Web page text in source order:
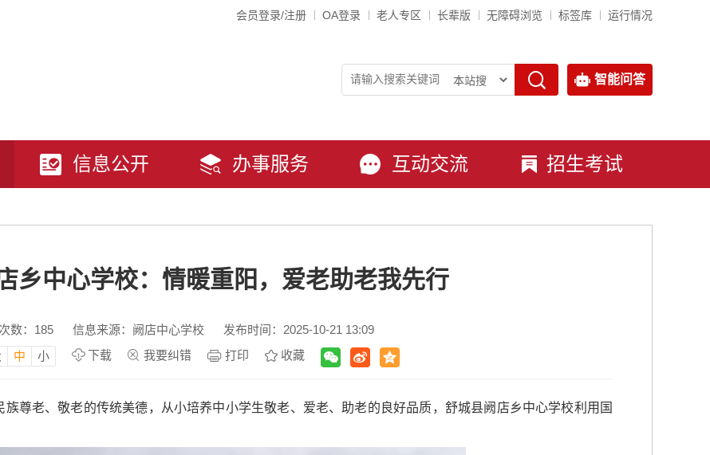
会员登录/注册 OA登录 老人专区 长辈版 无障碍浏览 标签库 运行情况
智能问答
信息公开 办事服务 互动交流 招生考试
乡中心学校：情暖重阳，爱老助老我先行
数： 185 信息来源：阙店中心学校
发布时间：2025-10-21 13:09
中 小 下载 我要纠错 打印 收藏
尊老、敬老的传统美德，从小培养中小学生敬老、爱老、助老的良好品质，舒城县阙店乡中心学校利用国